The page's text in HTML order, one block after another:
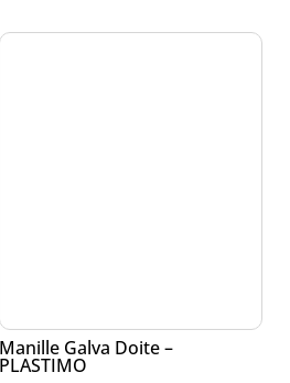
Manille Galva Doite –
PLASTIMO